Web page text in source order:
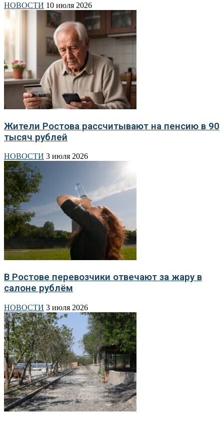
НОВОСТИ 10 июля 2026
Жители Ростова рассчитывают на пенсию в 90
тысяч рублей
НОВОСТИ 3 июля 2026
В Ростове перевозчики отвечают за жару в
салоне рублём
НОВОСТИ 3 июля 2026